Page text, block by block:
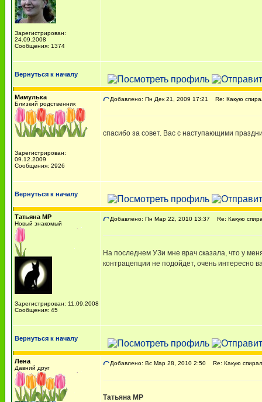
Зарегистрирован:
24.09.2008
Сообщения: 1374
Вернуться к началу
Мамулька
Близкий родственник
Зарегистрирован:
09.12.2009
Сообщения: 2926
Добавлено: Пн Дек 21, 2009 17:21 Re: Какую
спасибо за совет. Вас с наступающими
Вернуться к началу
Татьяна МР
Новый знакомый
Зарегистрирован: 11.09.2008
Сообщения: 45
Добавлено: Пн Мар 22, 2010 13:37 Re: Какую
На последнем УЗи мне врач сказала, что у
контрацепции не подойдет, очень интересно
Вернуться к началу
Лена
Давний друг
Добавлено: Вс Мар 28, 2010 2:50 Re: Какую
Татьяна МР